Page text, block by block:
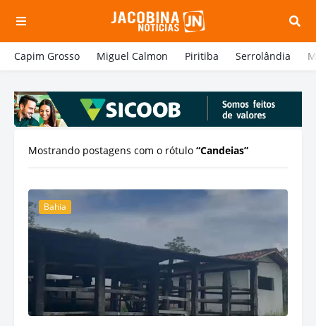
Capim Grosso Miguel Calmon Piritiba Serrolândia
Mostrando postagens com o rótulo Candeias
Bahia